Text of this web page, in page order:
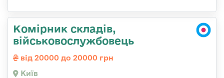
Комірник складів,
військовослужбовець
від 20000 до 20000 грн
Київ